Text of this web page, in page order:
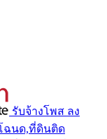
รับจ้างโพส ลง
ฉนด,ที่ดินติด